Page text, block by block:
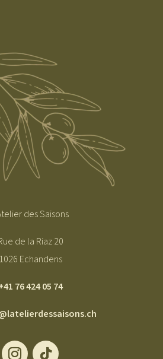
des Saisons
de la Riaz 20
1026 Echandens
76 424 05 74